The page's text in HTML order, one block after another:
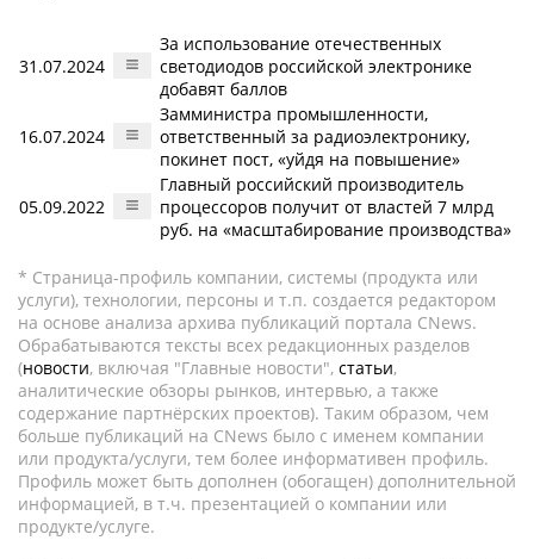
31.07.2024
За использование отечественных
светодиодов российской электронике
добавят баллов
16.07.2024
Замминистра промышленности,
ответственный за радиоэлектронику,
покинет пост, «уйдя на повышение»
05.09.2022
Главный российский производитель
процессоров получит от властей 7 млрд
руб. на «масштабирование производства»
* Страница-профиль компании, системы (продукта или
услуги), технологии, персоны и т.п. создается редактором
на основе анализа архива публикаций портала CNews.
Обрабатываются тексты всех редакционных разделов
(новости, включая "Главные новости", статьи,
аналитические обзоры рынков, интервью, а также
содержание партнёрских проектов). Таким образом, чем
больше публикаций на CNews было с именем компании
или продукта/услуги, тем более информативен профиль.
Профиль может быть дополнен (обогащен) дополнительной
информацией, в т.ч. презентацией о компании или
продукте/услуге.